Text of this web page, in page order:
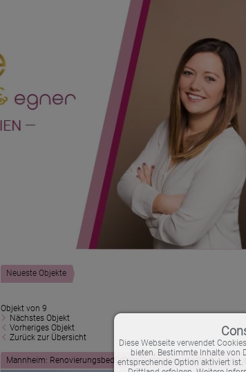
Neueste Objekte
Objekt von 9
Nächstes Objekt
Vorheriges Objekt
Zurück zur Übersicht
Mannheim: Renovierungsbedürftige Doppelhaushälfte in guter
Diese Webseite verwendet
bieten. Bestimmte Inhalte von
entsprechende Option aktiviert